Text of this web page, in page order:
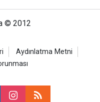
© 2012
Aydınlatma Metni